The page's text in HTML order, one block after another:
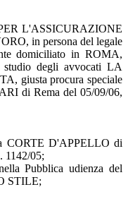
L'ASSICURAZIONE
in persona del legale
domiciliato in ROMA,
degli avvocati LA
giusta procura speciale
di Rema del 05/09/06,
CORTE D'APPELLO di
1142/05;
Pubblica udienza del
STILE;